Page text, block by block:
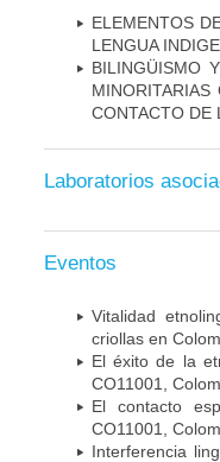
ELEMENTOS
LENGUA
BILINGÜISMO
CONTACTO DE
Laboratorios
Eventos
Vitalidad
criollas en
El éxito de la
CO11001,
El contacto
CO11001,
Interferencia